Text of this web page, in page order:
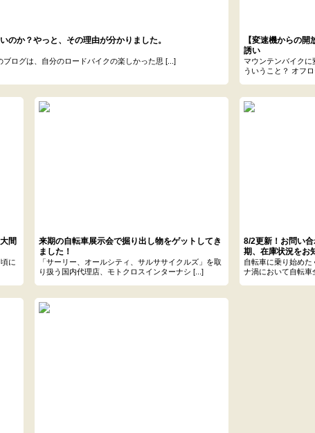
のか？やっと、その理由が分かりました。
ログは、自分のロードバイクの楽しかった思 [...]
【変速機からの
誘い
マウンテンバイクに
ういうこと？ オフ
間
に
来期の自転車展示会で掘り出し物をゲットしてき
ました！
「サーリー、オールシティ、サルササイクルズ」を取
り扱う国内代理店、モトクロスインターナシ [...]
8/2更新！お問い
期、在庫状況をお
自転車に乗り始めた
ナ渦において自転車